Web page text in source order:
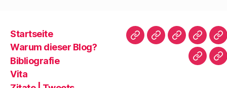
Startseite
Warum dieser Blog?
Bibliografie
Vita
Startseite
WarumBibliografie
Vita
|